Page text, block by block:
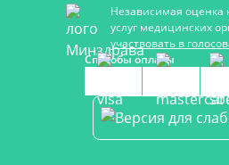
Независимая оценка
услуг медицинских
участвовать в
Способы оплаты